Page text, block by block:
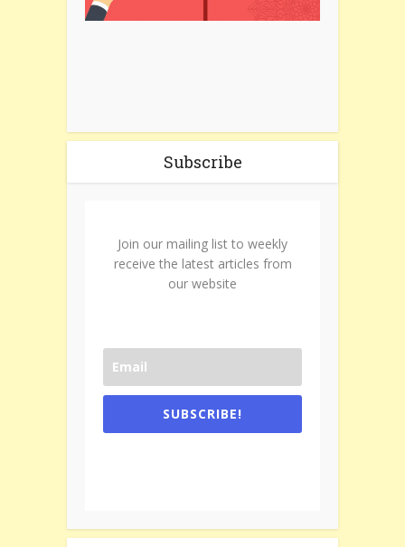
Subscribe
Join our mailing list to weekly
receive the latest articles from
our website
SUBSCRIBE!